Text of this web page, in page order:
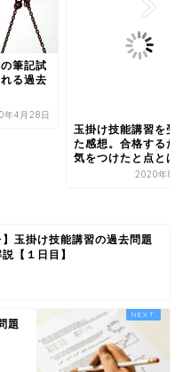
筆記試
る過去
年4月28日
玉掛け技能講習を受
た感想。合格するた
気をつけたと点とは
2020年8
】玉掛け技能講習の過去問題
【１日目】
題